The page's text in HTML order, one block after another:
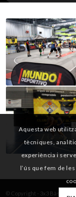
© Copyright - 3x3 Bàsquet
Aquesta web
tècniques,
experiència i
l’ús que fem de